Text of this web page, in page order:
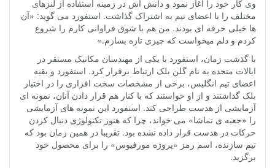
وی کار خود را آغاز نمود و دانش اش در زمینه استفاده از لنزهای
مختلف را با اعضای تیم به اشتراک گذاشت. استفورد می گوید: «آن
ها خیلی حرفه ای بودند. من هم با شوق فراوانی کارم را شروع
کردم و دلم میخواست که چیزی تازه بسازم.»
با گذشت زمان، استفورد با یکی از مهندسان مکانیک مستقر در
ایالات متحده به نام گلن بلک ارتباط برقرار کرد. استفورد و بقیه
اعضای تیم انگلیس، برخی از مشخصات سخت افزاری را در اختیار
بلک گذاشتند و از او خواستند که با کنار هم قرار دادن آنان، نمونه ای
آزمایشی از هدست طراحی کند. استفورد این نمونه های آزمایشی
را «جعبه ی تماشا» می خواند، چرا که هنوز تکنولوژی دنبال کردن
حرکات در هدست قرار داده نشده بود. تقریبا در همین زمان بود که
تیم سازنده، اسم رمز «پروژه مورفیوس» را برای محصول خود
برگزید.